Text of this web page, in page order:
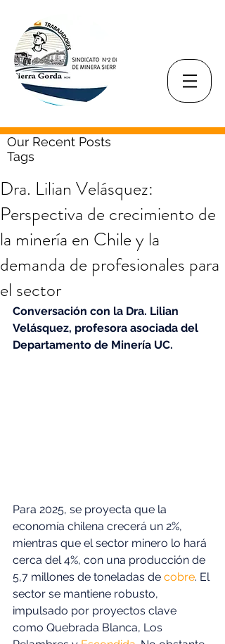
Our Recent Posts
Tags
Dra. Lilian Velásquez:
Perspectiva de crecimiento de
la minería en Chile y la
demanda de profesionales para
el sector
Conversación con la Dra. Lilian
Velásquez, profesora asociada del
Departamento de Minería UC.
Para 2025, se proyecta que la
economía chilena crecerá un 2%,
mientras que el sector minero lo hará
cerca del 4%, con una producción de
5,7 millones de toneladas de cobre. El
sector se mantiene robusto,
impulsado por proyectos clave
como Quebrada Blanca, Los